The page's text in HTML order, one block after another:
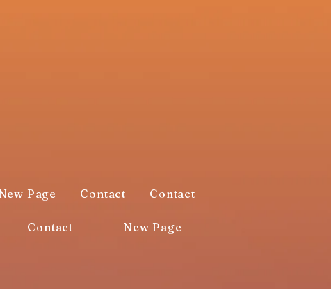
Page Contact Contact
Contact New Page